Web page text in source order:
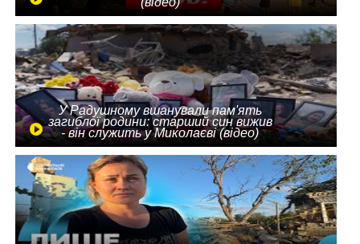
У Радушному вшанували пам'ять
загиблої родини: старший син вижив
- він служить у Миколаєві (відео)